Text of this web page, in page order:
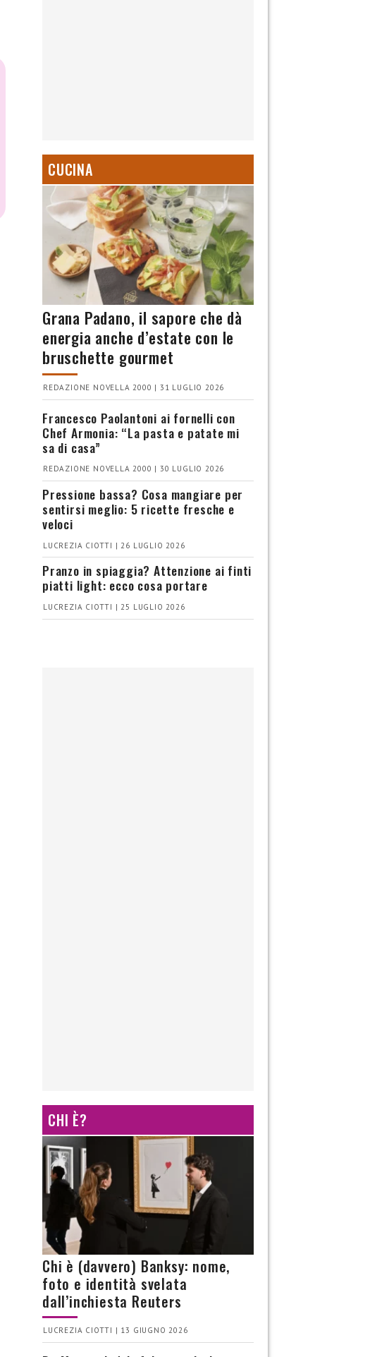
CUCINA
Grana Padano, il sapore che dà
energia anche d’estate con le
bruschette gourmet
REDAZIONE NOVELLA 2000 | 31 LUGLIO 2026
Francesco Paolantoni ai fornelli con
Chef Armonia: “La pasta e patate mi
sa di casa”
REDAZIONE NOVELLA 2000 | 30 LUGLIO 2026
Pressione bassa? Cosa mangiare per
sentirsi meglio: 5 ricette fresche e
veloci
LUCREZIA CIOTTI | 26 LUGLIO 2026
Pranzo in spiaggia? Attenzione ai finti
piatti light: ecco cosa portare
LUCREZIA CIOTTI | 25 LUGLIO 2026
CHI È?
Chi è (davvero) Banksy: nome,
foto e identità svelata
dall’inchiesta Reuters
LUCREZIA CIOTTI | 13 GIUGNO 2026